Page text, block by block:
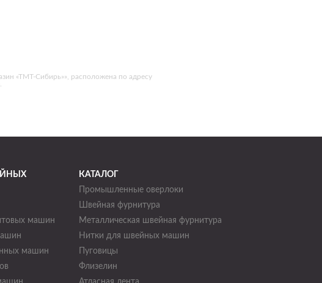
«ТМТ-Сибирь»», расположена по адресу
машин
машин
КАТАЛОГ
Промышленные оверлоки
Швейная фурнитура
Металлическая швейная фурнитура
Нитки для швейных машин
Пуговицы
Флизелин